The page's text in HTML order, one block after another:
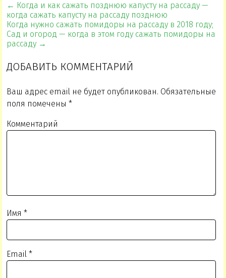
← Когда и как сажать позднюю капусту на рассаду —
когда сажать капусту на рассаду позднюю
Когда нужно сажать помидоры на рассаду в 2018 году;
Сад и огород — когда в этом году сажать помидоры на
рассаду →
ДОБАВИТЬ КОММЕНТАРИЙ
Ваш адрес email не будет опубликован. Обязательные
поля помечены*
Комментарий
Имя*
Email*